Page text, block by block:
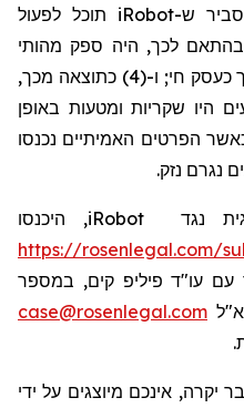
iRobot תוכל לפעול
כחברה עצמאית; (3) בהתאם לכך, היה ספק מהותי
להמשיך כעסק חי; ו-(4) כתוצאה מכך,
היו שקריות ומטעות באופן
הפרטים האמיתיים נכנסו
נגרם נזק.
נגד iRobot, היכנסו
https://rosenlegal.com/
עם עו"ד פיליפ קים, במספר
case@rosenlegal.com
אינכם מיוצגים על ידי